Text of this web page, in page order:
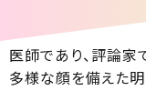
医師であり、評論家
多様な顔を備えた明